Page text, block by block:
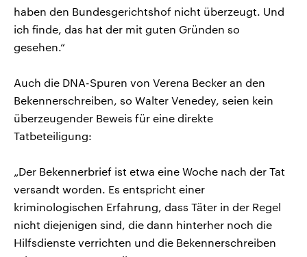
haben den Bundesgerichtshof nicht überzeugt. Und
ich finde, das hat der mit guten Gründen so
gesehen.“
Auch die DNA-Spuren von Verena Becker an den
Bekennerschreiben, so Walter Venedey, seien kein
überzeugender Beweis für eine direkte
Tatbeteiligung:
„Der Bekennerbrief ist etwa eine Woche nach der Tat
versandt worden. Es entspricht einer
kriminologischen Erfahrung, dass Täter in der Regel
nicht diejenigen sind, die dann hinterher noch die
Hilfsdienste verrichten und die Bekennerschreiben